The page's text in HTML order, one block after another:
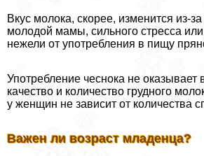
Вкус молока, скорее, изменится из-
молодой мамы, сильного стресса или
нежели от употрeбления в пищу
Употрeбление чеснока не оказывает
качество и количество грудного
у женщин не зависит от количества
Важен ли возраст младенца?